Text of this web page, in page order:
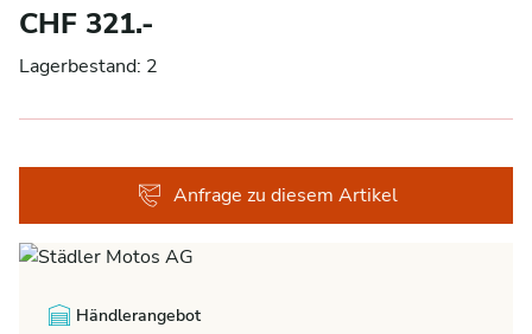
CHF 321.-
Lagerbestand: 2
Anfrage zu diesem Artikel
Händlerangebot